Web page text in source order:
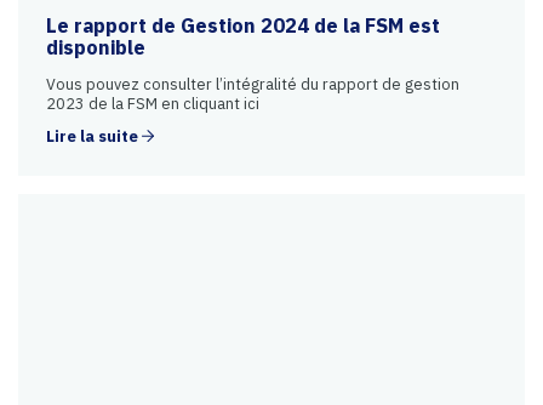
Le rapport de Gestion 2024 de la FSM est
disponible
Vous pouvez consulter l’intégralité du rapport de gestion
2023 de la FSM en cliquant ici
Lire la suite